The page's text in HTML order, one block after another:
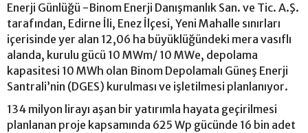
Enerji Günlüğü -Binom Enerji Danışmanlık San. ve Tic. A.Ş.
tarafından, Edirne İli, Enez İlçesi, Yeni Mahalle sınırları
içerisinde yer alan 12,06 ha büyüklüğündeki mera vasıflı
alanda, kurulu gücü 10 MWm/ 10 MWe, depolama
kapasitesi 10 MWh olan Binom Depolamalı Güneş Enerji
Santrali’nin (DGES) kurulması ve işletilmesi planlanıyor.
134 milyon lirayı aşan bir yatırımla hayata geçirilmesi
planlanan proje kapsamında 625 Wp gücünde 16 bin adet